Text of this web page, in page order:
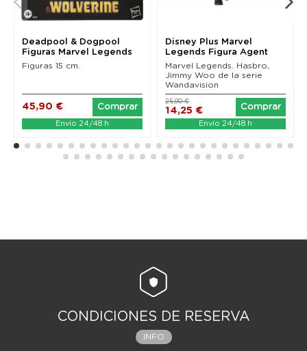
Deadpool & Dogpool
Figuras Marvel Legends
(Deadpool & Wolverine)
Figuras 15 cm.
45,90 € Comprar
Envío 24/48 h
Disney Plus Marvel
Legends Figura Agent
Jimmy Woo...
Marvel Legends. Hasbro,
Jimmy Woo de la serie
Wandavision
14,25 €
25,90 €
Comprar
Envío 24/48 h
CONDICIONES DE RESERVA
INFO